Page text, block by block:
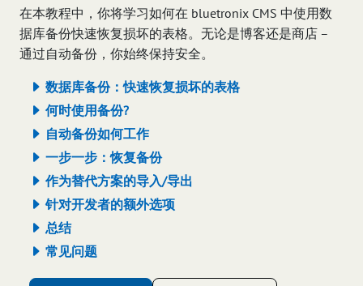
在本教程中，你将学习如何在 bluetronix CMS 中使用数
据库备份快速恢复损坏的表格。无论是博客还是商店 –
通过自动备份，你始终保持安全。
数据库备份：快速恢复损坏的表格
何时使用备份?
自动备份如何工作
一步一步：恢复备份
作为替代方案的导入/导出
针对开发者的额外选项
总结
常见问题